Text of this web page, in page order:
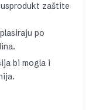
zaštite
po
bi mogla i